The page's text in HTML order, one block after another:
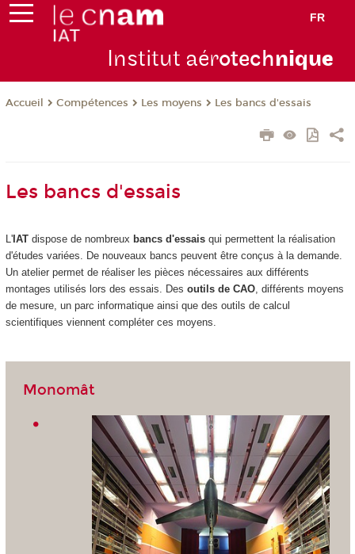
FR
Institut aérotechnique
Accueil Compétences Les moyens Les bancs d'essais
Les bancs d'essais
L'IATdispose de nombreux bancs d'essaisqui permettent la réalisation
d'études variées. De nouveaux bancs peuvent être conçus à la demande.
Un atelier permet de réaliser les pièces nécessaires aux différents
montages utilisés lors des essais. Des outils de CAO, différents moyens
de mesure, un parc informatique ainsi que des outils de calcul
scientifiques viennent compléter ces moyens.
Monomât